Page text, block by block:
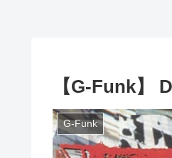
【G-Funk】
G-Funk